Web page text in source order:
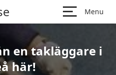
Menu
en takläggare i
här!